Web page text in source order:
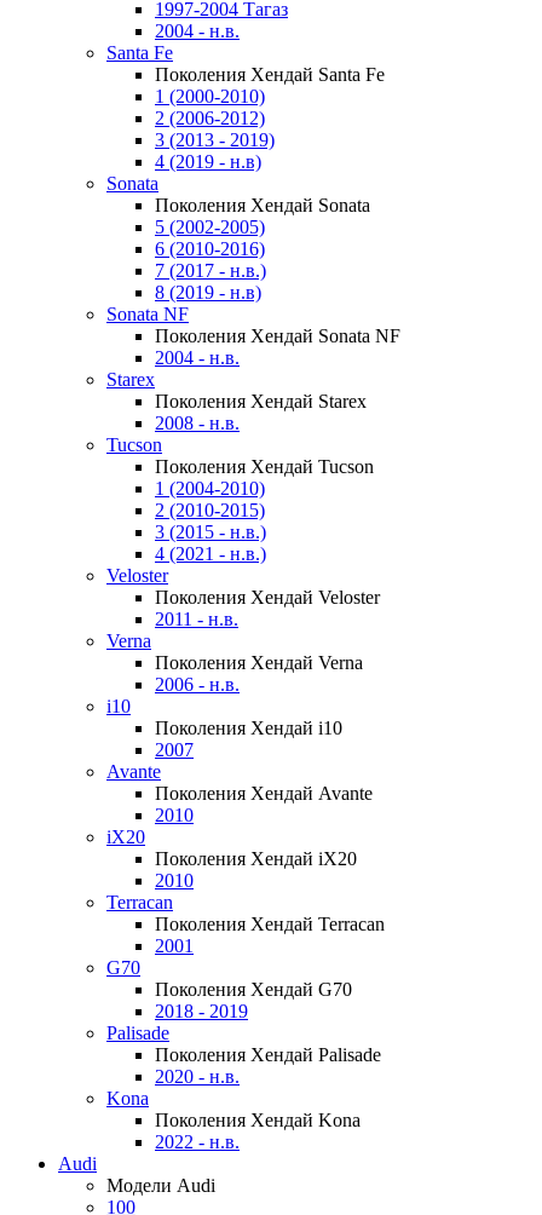
1997-2004 Тагаз
2004 - н.в.
Santa Fe
Поколения Хендай Santa Fe
1 (2000-2010)
2 (2006-2012)
3 (2013 - 2019)
4 (2019 - н.в)
Sonata
Поколения Хендай Sonata
5 (2002-2005)
6 (2010-2016)
7 (2017 - н.в.)
8 (2019 - н.в)
Sonata NF
Поколения Хендай Sonata NF
2004 - н.в.
Starex
Поколения Хендай Starex
2008 - н.в.
Tucson
Поколения Хендай Tucson
1 (2004-2010)
2 (2010-2015)
3 (2015 - н.в.)
4 (2021 - н.в.)
Veloster
Поколения Хендай Veloster
2011 - н.в.
Verna
Поколения Хендай Verna
2006 - н.в.
i10
Поколения Хендай i10
2007
Avante
Поколения Хендай Avante
2010
iX20
Поколения Хендай iX20
2010
Terracan
Поколения Хендай Terracan
2001
G70
Поколения Хендай G70
2018 - 2019
Palisade
Поколения Хендай Palisade
2020 - н.в.
Kona
Поколения Хендай Kona
2022 - н.в.
Audi
Модели Audi
100